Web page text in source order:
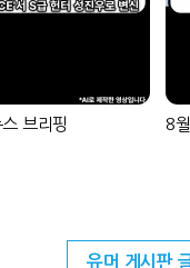
브리핑 8
유머 게시판